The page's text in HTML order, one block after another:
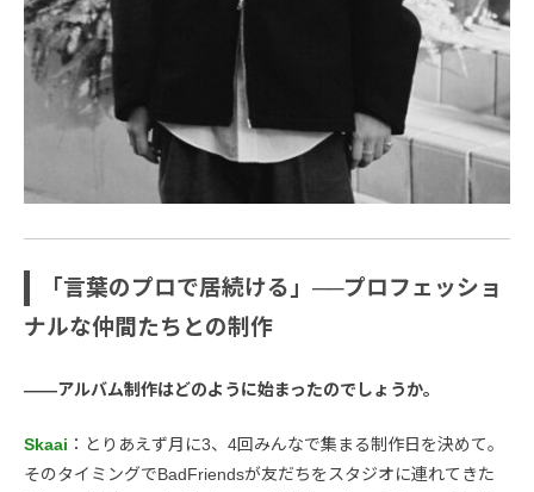
「言葉のプロで居続ける」──プロフェッショ
ナルな仲間たちとの制作
――アルバム制作はどのように始まったのでしょうか。
Skaai ：とりあえず月に3、4回みんなで集まる制作日を決めて。
そのタイミングでBadFriendsが友だちをスタジオに連れてきた